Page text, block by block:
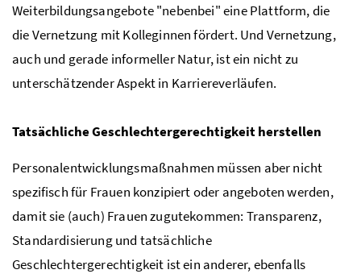
Weiterbildungsangebote "nebenbei" eine Plattform, die
die Vernetzung mit Kolleginnen fördert. Und Vernetzung,
auch und gerade informeller Natur, ist ein nicht zu
unterschätzender Aspekt in Karriereverläufen.
Tatsächliche Geschlechtergerechtigkeit herstellen
Personalentwicklungsmaßnahmen müssen aber nicht
spezifisch für Frauen konzipiert oder angeboten werden,
damit sie (auch) Frauen zugutekommen: Transparenz,
Standardisierung und tatsächliche
Geschlechtergerechtigkeit ist ein anderer, ebenfalls